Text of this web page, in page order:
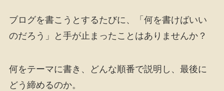
ブログを書こうとするたびに、「何を書けばいい
のだろう」と手が止まったことはありませんか？
何をテーマに書き、どんな順番で説明し、最後に
どう締めるのか。